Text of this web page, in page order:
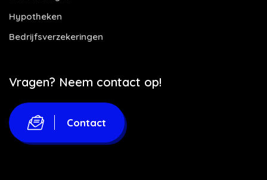
Hypotheken
Bedrijfsverzekeringen
Vragen? Neem contact op!
Contact